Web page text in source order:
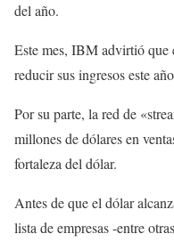
del año.
Este mes, IBM advirtió
reducir sus ingresos este
Por su parte, la red de
millones de dólares en
fortaleza del dólar.
Antes de que el dólar
lista de empresas -entre